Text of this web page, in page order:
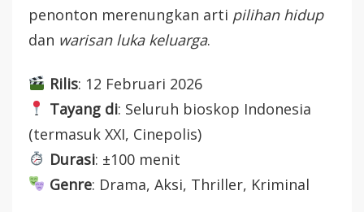
penonton merenungkan arti pilihan hidup
dan warisan luka keluarga.
Rilis: 12 Februari 2026
Tayang di: Seluruh bioskop Indonesia
(termasuk XXI, Cinepolis)
Durasi: ±100 menit
Genre: Drama, Aksi, Thriller, Kriminal